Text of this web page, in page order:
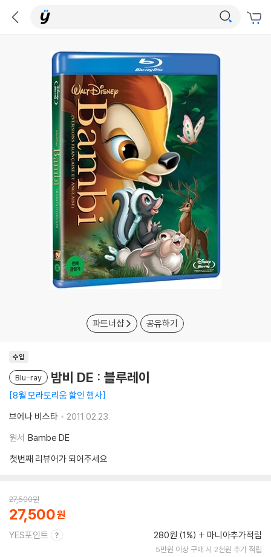
파트너샵 공유하기
수입
Blu-ray 밤비 DE : 블루레이
8월 모라토리움 할인 행사
브에나 비스타
2011.02.23.
원서 Bambe DE
첫번째 리뷰어가 되어주세요
27,500원
27,500
YES포인트 280원 (1%) 마니아추가적립
5만원 이상 구매 시 2천원 추가 적립